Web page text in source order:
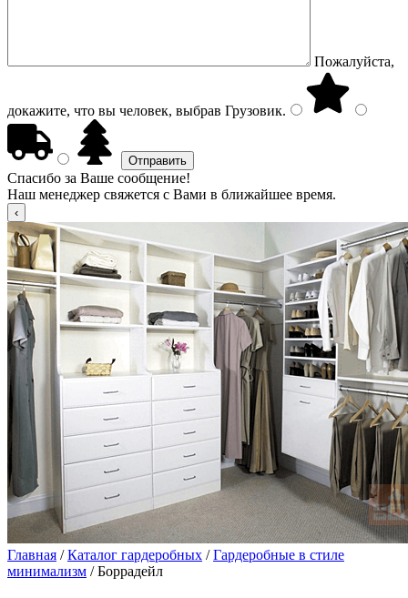
Пожалуйста,
докажите, что вы человек, выбрав Грузовик.
Спасибо за Ваше сообщение!
Наш менеджер свяжется с Вами в ближайшее время.
Главная /Каталог гардеробных /Гардеробные в стиле
минимализм / Боррадейл